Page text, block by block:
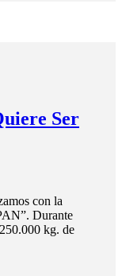
Ser
con la
Durante
kg. de